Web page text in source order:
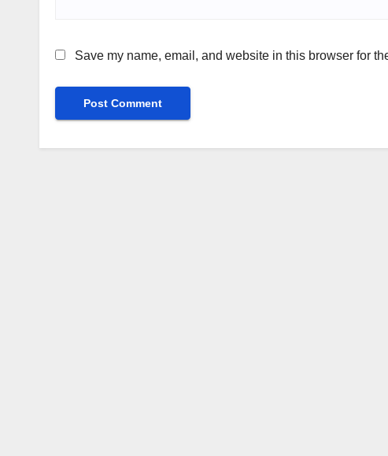
Save my name, email, and website in this browser for